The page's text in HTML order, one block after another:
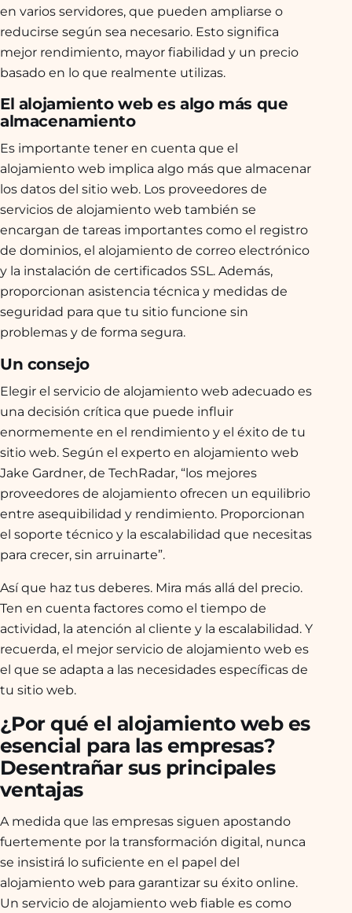
en varios servidores, que pueden ampliarse o
reducirse según sea necesario. Esto significa
mejor rendimiento, mayor fiabilidad y un precio
basado en lo que realmente utilizas.
El alojamiento web es algo más que
almacenamiento
Es importante tener en cuenta que el
alojamiento web implica algo más que almacenar
los datos del sitio web. Los proveedores de
servicios de alojamiento web también se
encargan de tareas importantes como el registro
de dominios, el alojamiento de correo electrónico
y la instalación de certificados SSL. Además,
proporcionan asistencia técnica y medidas de
seguridad para que tu sitio funcione sin
problemas y de forma segura.
Un consejo
Elegir el servicio de alojamiento web adecuado es
una decisión crítica que puede influir
enormemente en el rendimiento y el éxito de tu
sitio web. Según el experto en alojamiento web
Jake Gardner, de TechRadar, “los mejores
proveedores de alojamiento ofrecen un equilibrio
entre asequibilidad y rendimiento. Proporcionan
el soporte técnico y la escalabilidad que necesitas
para crecer, sin arruinarte”.
Así que haz tus deberes. Mira más allá del precio.
Ten en cuenta factores como el tiempo de
actividad, la atención al cliente y la escalabilidad. Y
recuerda, el mejor servicio de alojamiento web es
el que se adapta a las necesidades específicas de
tu sitio web.
¿Por qué el alojamiento web es
esencial para las empresas?
Desentrañar sus principales
ventajas
A medida que las empresas siguen apostando
fuertemente por la transformación digital, nunca
se insistirá lo suficiente en el papel del
alojamiento web para garantizar su éxito online.
Un servicio de alojamiento web fiable es como